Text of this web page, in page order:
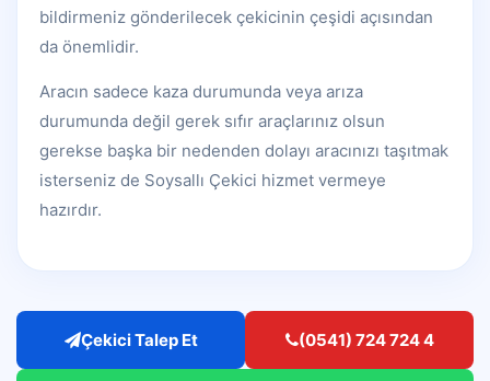
bildirmeniz gönderilecek çekicinin çeşidi açısından
da önemlidir.
Aracın sadece kaza durumunda veya arıza
durumunda değil gerek sıfır araçlarınız olsun
gerekse başka bir nedenden dolayı aracınızı taşıtmak
isterseniz de Soysallı Çekici hizmet vermeye
hazırdır.
Çekici Talep Et (0541) 724 724 4